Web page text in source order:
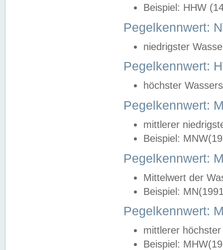
Beispiel: HHW
Pegelkennwert:
niedrigster
Pegelkennwert:
höchster
Pegelkennwert:
mittlerer
Beispiel:
Pegelkennwert:
Mittelwert der
Beispiel:
Pegelkennwert:
mittlerer
Beispiel: